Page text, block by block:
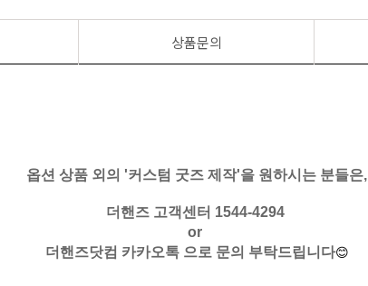
상품문의
옵션 상품 외의 '커스텀 굿즈 제작'을 원하시는 분들은,
더핸즈 고객센터 1544-4294
or
더핸즈닷컴 카카오톡 으로 문의 부탁드립니다😊